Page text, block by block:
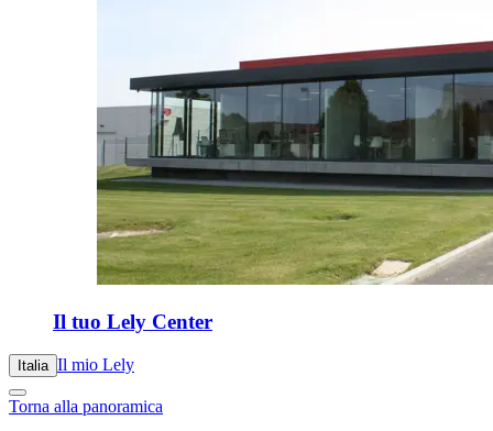
Il tuo Lely Center
Italia Il mio Lely
Torna alla panoramica